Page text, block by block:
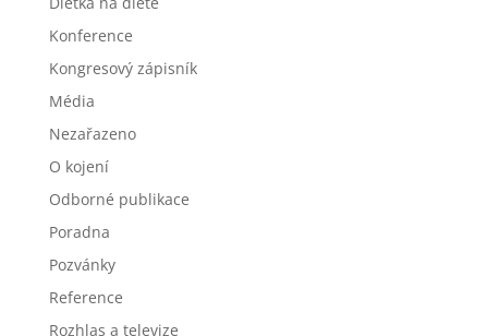
Konference
Kongresový zápisník
Média
Nezařazeno
O kojení
Odborné publikace
Poradna
Pozvánky
Reference
Rozhlas a televize